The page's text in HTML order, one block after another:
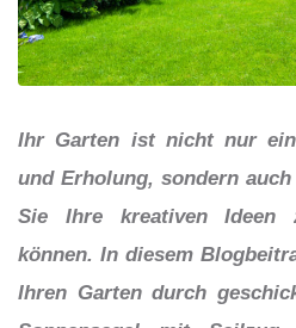
Ihr Garten ist nicht nur
und Erholung, sondern
Sie Ihre kreativen Ideen
können. In diesem
Ihren Garten durch